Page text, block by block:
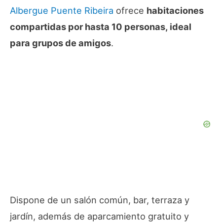
Albergue Puente Ribeira ofrece habitaciones
compartidas por hasta 10 personas, ideal
para grupos de amigos.
Dispone de un salón común, bar, terraza y
jardín, además de aparcamiento gratuito y